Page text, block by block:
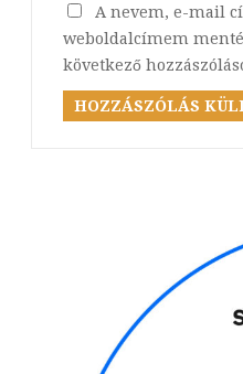
A nevem, e-mail
weboldalcímem
következő